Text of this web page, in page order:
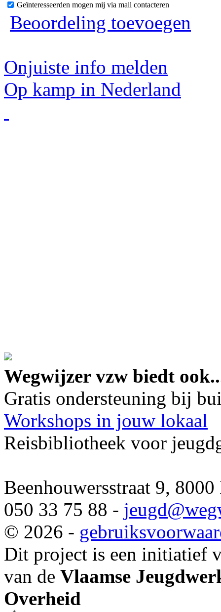
Geïnteresseerden mogen mij via mail contacteren
Beoordeling toevoegen
Onjuiste info melden
Op kamp in Nederland
Wegwijzer vzw biedt
Gratis ondersteuning bij
Workshops in jouw lokaal
Reisbibliotheek voor
Beenhouwersstraat 9,
050 33 75 88 - jeugd
© 2026 -
Dit project is een initiatief
van de Vlaamse
Overheid